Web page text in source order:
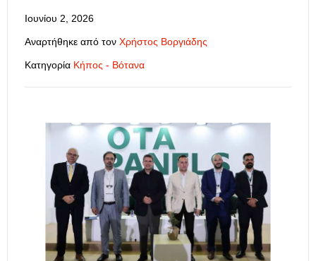
Ιουνίου 2, 2026
Αναρτήθηκε από τον Χρήστος Βοργιάδης
Κατηγορία Κήπος - Βότανα